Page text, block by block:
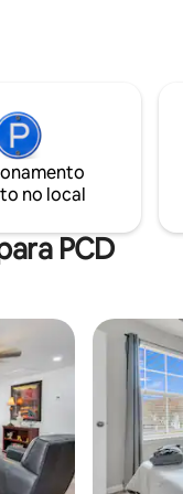
um
140
uma
assentos
apenas 5
bicicleta/
no local
PCD